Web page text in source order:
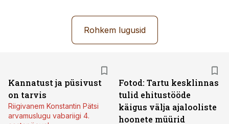
Rohkem lugusid
Kannatust ja püsivust
on tarvis
Riigivanem Konstantin Pätsi
arvamuslugu vabariigi 4.
Fotod: Tartu kesklinnas
tulid ehitustööde
käigus välja ajalooliste
hoonete müürid